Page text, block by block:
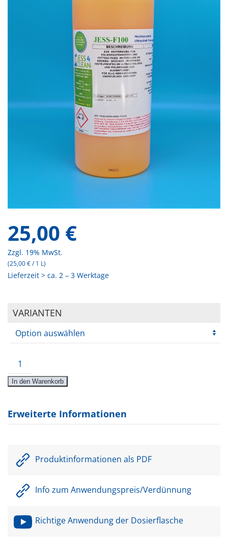
25,00 €
Zzgl. 19% MwSt.
(25,00€/ 1 L)
Lieferzeit > ca. 2 – 3 Werktage
VARIANTEN
JESS-
F100
Menge
In den Warenkorb
Erweiterte Informationen
Produktinformationen als PDF
Info zum Anwendungspreis/Verdünnung
Richtige Anwendung der Dosierflasche